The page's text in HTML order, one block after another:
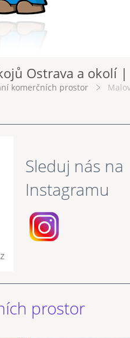
Ostrava a okolí |
komerčních prostor
Sleduj nás na
Instagramu
prostor